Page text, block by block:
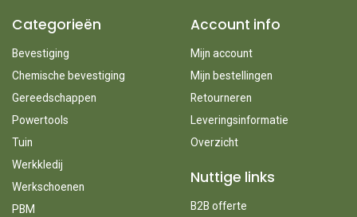
Categorieën
Bevestiging
Chemische bevestiging
Gereedschappen
Powertools
Tuin
Werkkledij
Werkschoenen
PBM
Account info
Mijn account
Mijn bestellingen
Retourneren
Leveringsinformatie
Overzicht
Nuttige links
B2B offerte